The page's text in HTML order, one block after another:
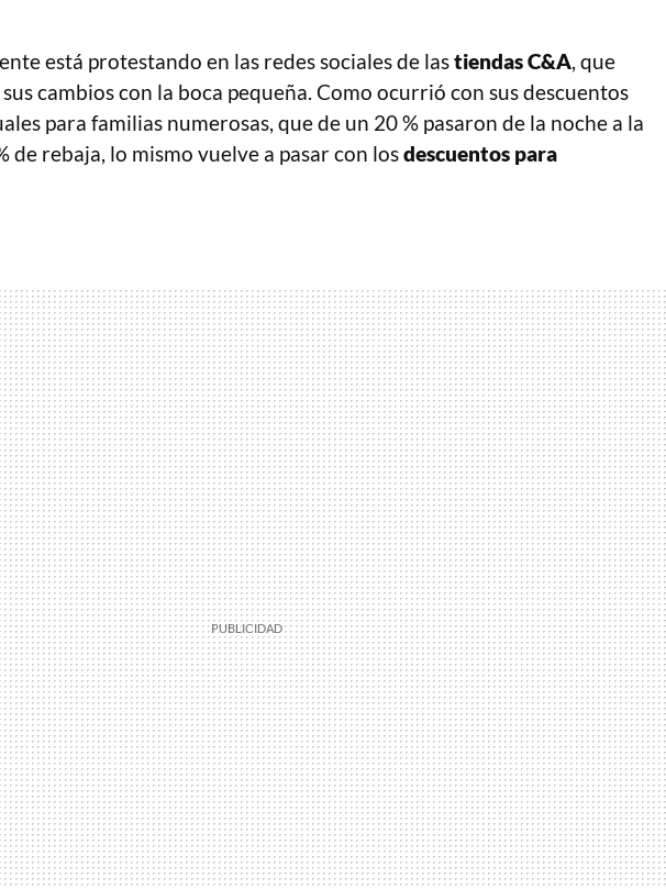
está protestando en las redes sociales de lastiendas C&A, que
cambios con la boca pequeña. Como ocurrió con sus descuentos
para familias numerosas, que de un 20 % pasaron de la noche a la
de rebaja, lo mismo vuelve a pasar con losdescuentos para